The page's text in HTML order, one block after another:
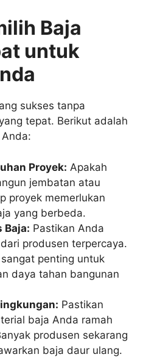
Baja
untuk
sukses tanpa
tepat. Berikut adalah
Proyek: Apakah
jembatan atau
proyek memerlukan
yang berbeda.
Baja: Pastikan Anda
produsen terpercaya.
penting untuk
daya tahan bangunan
Pastikan
baja Anda ramah
produsen sekarang
baja daur ulang.